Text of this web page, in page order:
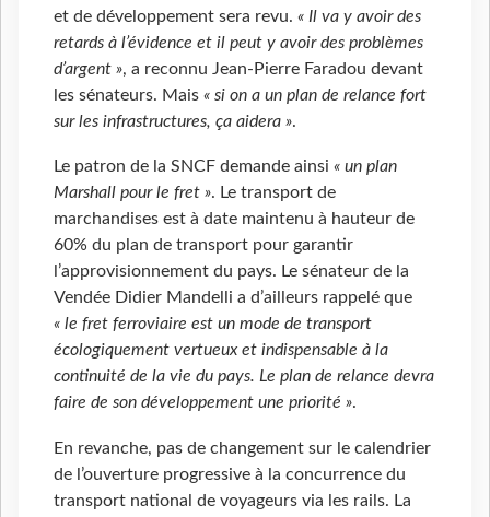
et de développement sera revu. « Il va y avoir des
retards à l’évidence et il peut y avoir des problèmes
d’argent », a reconnu Jean-Pierre Faradou devant
les sénateurs. Mais « si on a un plan de relance fort
sur les infrastructures, ça aidera ».
Le patron de la SNCF demande ainsi « un plan
Marshall pour le fret ». Le transport de
marchandises est à date maintenu à hauteur de
60% du plan de transport pour garantir
l’approvisionnement du pays. Le sénateur de la
Vendée Didier Mandelli a d’ailleurs rappelé que
« le fret ferroviaire est un mode de transport
écologiquement vertueux et indispensable à la
continuité de la vie du pays. Le plan de relance devra
faire de son développement une priorité ».
En revanche, pas de changement sur le calendrier
de l’ouverture progressive à la concurrence du
transport national de voyageurs via les rails. La